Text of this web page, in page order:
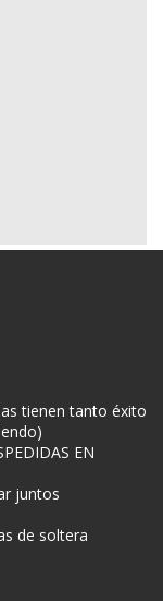
tienen tanto éxito
EN
juntos
de soltera